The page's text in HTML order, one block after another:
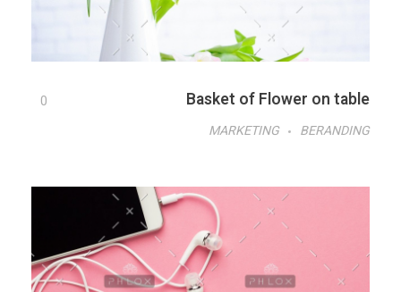
Basket of Flower on table
0
BERANDING
MARKETING